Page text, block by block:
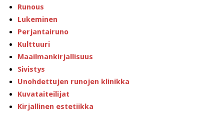
Runous
Lukeminen
Perjantairuno
Kulttuuri
Maailmankirjallisuus
Sivistys
Unohdettujen runojen klinikka
Kuvataiteilijat
Kirjallinen estetiikka